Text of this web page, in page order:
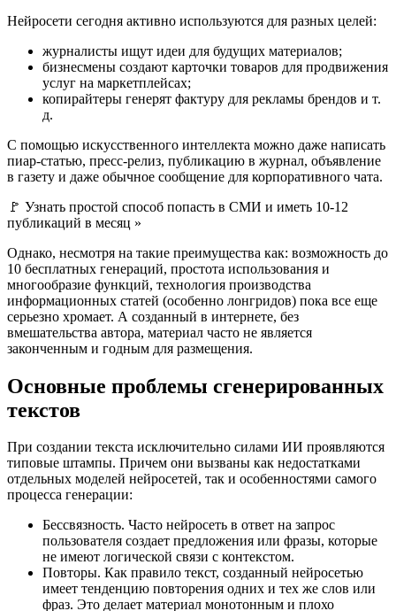
Нейросети сегодня активно используются для разных целей:
журналисты ищут идеи для будущих материалов;
бизнесмены создают карточки товаров для продвижения
услуг на маркетплейсах;
копирайтеры генерят фактуру для рекламы брендов и т.
д.
С помощью искусственного интеллекта можно даже написать
пиар-статью, пресс-релиз, публикацию в журнал, объявление
в газету и даже обычное сообщение для корпоративного чата.
🚩 Узнать простой способ попасть в СМИ и иметь 10-12
публикаций в месяц »
Однако, несмотря на такие преимущества как: возможность до
10 бесплатных генераций, простота использования и
многообразие функций, технология производства
информационных статей (особенно лонгридов) пока все еще
серьезно хромает. А созданный в интернете, без
вмешательства автора, материал часто не является
законченным и годным для размещения.
Основные проблемы сгенерированных
текстов
При создании текста исключительно силами ИИ проявляются
типовые штампы. Причем они вызваны как недостатками
отдельных моделей нейросетей, так и особенностями самого
процесса генерации:
Бессвязность. Часто нейросеть в ответ на запрос
пользователя создает предложения или фразы, которые
не имеют логической связи с контекстом.
Повторы. Как правило текст, созданный нейросетью
имеет тенденцию повторения одних и тех же слов или
фраз. Это делает материал монотонным и плохо